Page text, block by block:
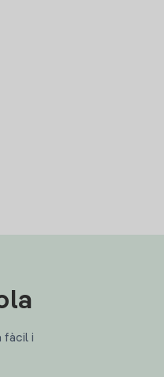
fàcil i